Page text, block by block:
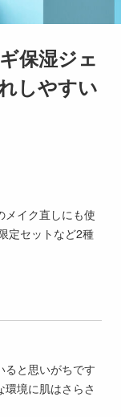
保湿ジェ
しやすい
メイク直しにも使
定セットなど2種
ると思いがちです
境に肌はさらさ